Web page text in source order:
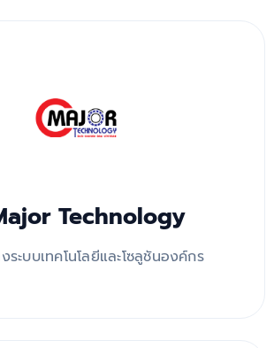
Technology
ระบบเทคโนโลยีและโซลูชันองค์กร